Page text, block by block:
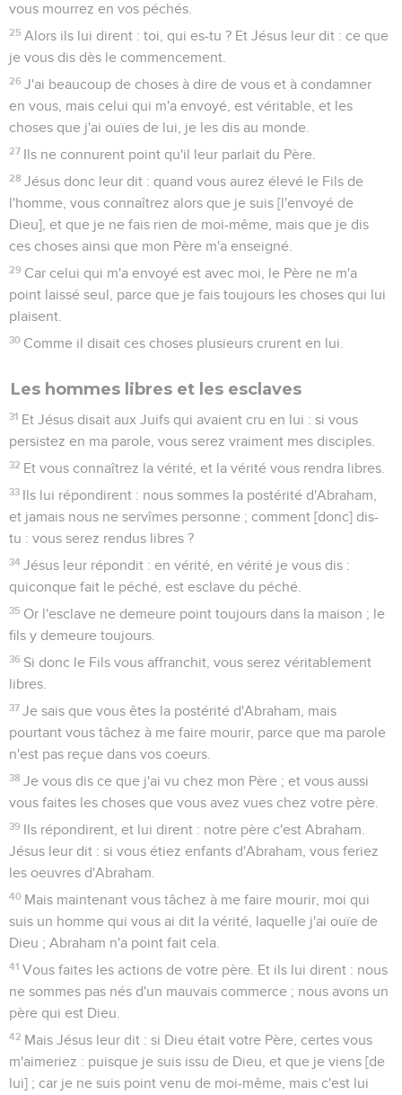
vous mourrez en vos péchés.
25 Alors ils lui dirent : toi, qui es-tu ? Et Jésus leur dit : ce que
je vous dis dès le commencement.
26 J'ai beaucoup de choses à dire de vous et à condamner
en vous, mais celui qui m'a envoyé, est véritable, et les
choses que j'ai ouïes de lui, je les dis au monde.
27 Ils ne connurent point qu'il leur parlait du Père.
28 Jésus donc leur dit : quand vous aurez élevé le Fils de
l'homme, vous connaîtrez alors que je suis [l'envoyé de
Dieu], et que je ne fais rien de moi-même, mais que je dis
ces choses ainsi que mon Père m'a enseigné.
29 Car celui qui m'a envoyé est avec moi, le Père ne m'a
point laissé seul, parce que je fais toujours les choses qui lui
plaisent.
30 Comme il disait ces choses plusieurs crurent en lui.
Les hommes libres et les esclaves
31 Et Jésus disait aux Juifs qui avaient cru en lui : si vous
persistez en ma parole, vous serez vraiment mes disciples.
32 Et vous connaîtrez la vérité, et la vérité vous rendra libres.
33 Ils lui répondirent : nous sommes la postérité d'Abraham,
et jamais nous ne servîmes personne ; comment [donc] dis-
tu : vous serez rendus libres ?
34 Jésus leur répondit : en vérité, en vérité je vous dis :
quiconque fait le péché, est esclave du péché.
35 Or l'esclave ne demeure point toujours dans la maison ; le
fils y demeure toujours.
36 Si donc le Fils vous affranchit, vous serez véritablement
libres.
37 Je sais que vous êtes la postérité d'Abraham, mais
pourtant vous tâchez à me faire mourir, parce que ma parole
n'est pas reçue dans vos coeurs.
38 Je vous dis ce que j'ai vu chez mon Père ; et vous aussi
vous faites les choses que vous avez vues chez votre père.
39 Ils répondirent, et lui dirent : notre père c'est Abraham.
Jésus leur dit : si vous étiez enfants d'Abraham, vous feriez
les oeuvres d'Abraham.
40 Mais maintenant vous tâchez à me faire mourir, moi qui
suis un homme qui vous ai dit la vérité, laquelle j'ai ouïe de
Dieu ; Abraham n'a point fait cela.
41 Vous faites les actions de votre père. Et ils lui dirent : nous
ne sommes pas nés d'un mauvais commerce ; nous avons un
père qui est Dieu.
42 Mais Jésus leur dit : si Dieu était votre Père, certes vous
m'aimeriez : puisque je suis issu de Dieu, et que je viens [de
lui] ; car je ne suis point venu de moi-même, mais c'est lui